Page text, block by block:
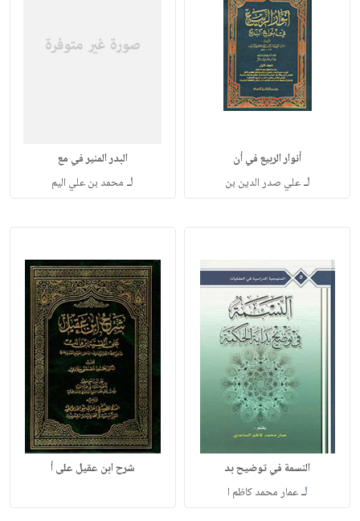
أنوار الربيع في أن
لـعلي صدر الدين بن
البدر المنير في مع
لـ محمد بن علي اليم
النسمة في توضيح بد
لـعمار محمد كاظم ا
شرح ابن عقيل على أ